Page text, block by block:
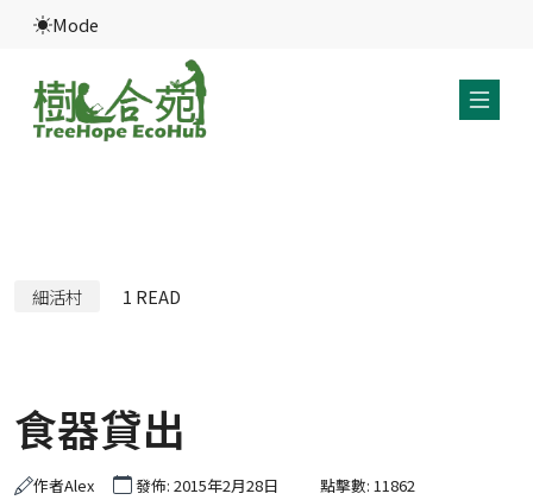
Mode
細活村 1 READ
食器貸出
作者Alex 發佈: 2015年2月28日 點擊數: 11862